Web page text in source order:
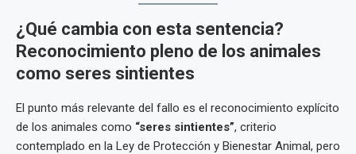
¿Qué cambia con esta sentencia?
Reconocimiento pleno de los animales
como seres sintientes
El punto más relevante del fallo es el reconocimiento explícito
de los animales como “seres sintientes”, criterio
contemplado en la Ley de Protección y Bienestar Animal, pero